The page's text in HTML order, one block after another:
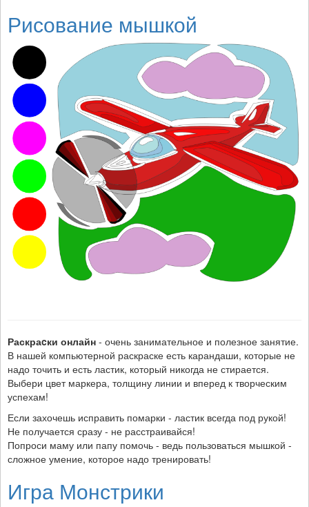
Рисование мышкой
Раскраcки онлайн - очень занимательное и полезное занятие.
В нашей компьютерной раскраске есть карандаши, которые не
надо точить и есть ластик, который никогда не стирается.
Выбери цвет маркера, толщину линии и вперед к творческим
успехам!
Если захочешь исправить помарки - ластик всегда под рукой!
Не получается сразу - не расстраивайся!
Попроси маму или папу помочь - ведь пользоваться мышкой -
сложное умение, которое надо тренировать!
Игра Монстрики